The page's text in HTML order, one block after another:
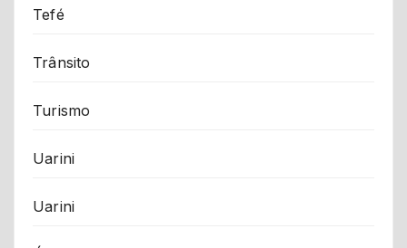
Tefé
Trânsito
Turismo
Uarini
Uarini